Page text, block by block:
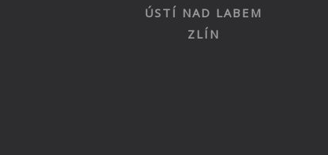
ÚSTÍ NAD LABEM
ZLÍN